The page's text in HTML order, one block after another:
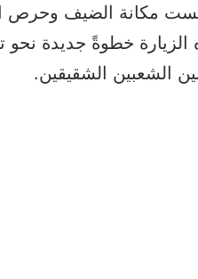
مكانة الضيف وحرص
خطوةً جديدة نحو
الشعبين الشقيقين.